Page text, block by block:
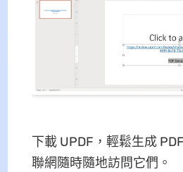
下載 UPDF，輕鬆生成
聯網隨時隨地訪問它們。